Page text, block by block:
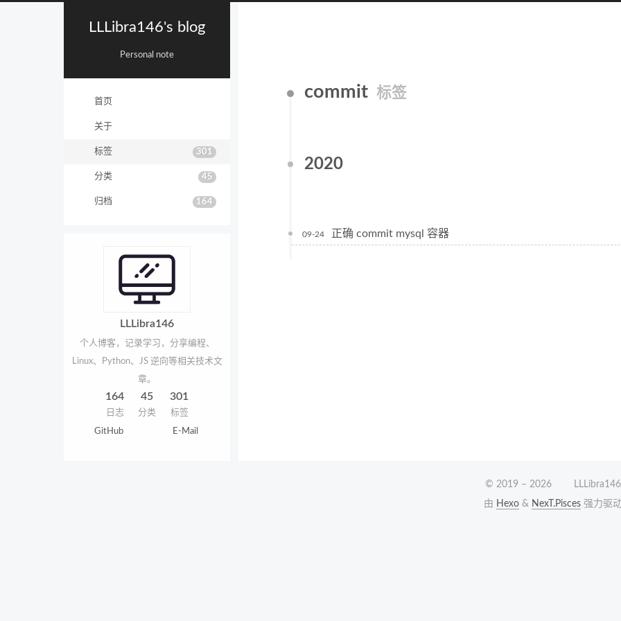
LLLibra146's blog
Personal note
首页
关于
标签 301
分类 45
归档 164
LLLibra146
个人博客，记录学习，分享编程、
Linux、Python、JS 逆向等相关技术文
章。
164
日志
45
分类
301
标签
GitHub E-Mail
commit 标签
2020
09-24 正确 commit mysql 容器
© 2019 –2026
LLLibra146
由 Hexo & NexT.Pisces 强力驱